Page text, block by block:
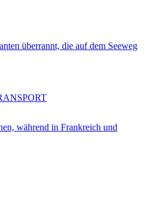
überrannt, die auf dem Seeweg
während in Frankreich und